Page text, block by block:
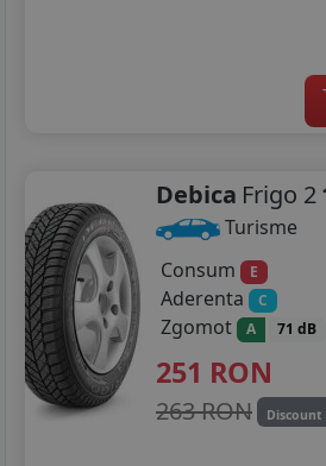
145/65R15
165/60R15
175/55R15
185/55R15
185/60R15
Debica Frigo 2
Turisme
Consum
E
Aderenta C
Zgomot A 71 dB
251 RON
263 RON Discount